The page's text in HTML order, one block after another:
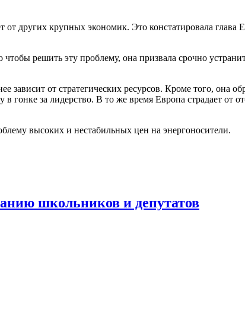
от других крупных экономик. Это констатировала глава
решить эту проблему, она призвала срочно
от стратегических ресурсов. Кроме того, она
за лидерство. В то же время Европа страдает от
высоких и нестабильных цен на энергоносители.
школьников и депутатов